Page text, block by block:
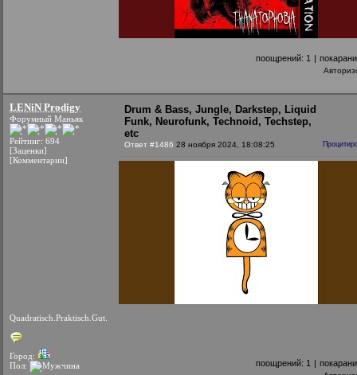
поощрений: 1 |
LENiN Prodigy
Форумный Маньяк
Рейтинг: 694
[Заценки]
[Комментарии]
Quadratisch.Praktisch.Gut.
Город:
Пол:
Drum & Bass, Jungle, Darkstep, Liquid
Funk, Neurofunk, Technoid, Techstep,
etc
Ответ #1486 28 ноября 2024, 18:08:25
поощрений: 1 |